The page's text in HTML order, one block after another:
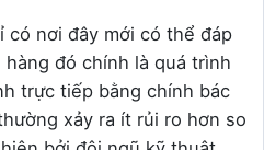
có nơi đây mới có thể đáp
đó chính là quá trình
trực tiếp bằng chính bác
xảy ra ít rủi ro hơn so